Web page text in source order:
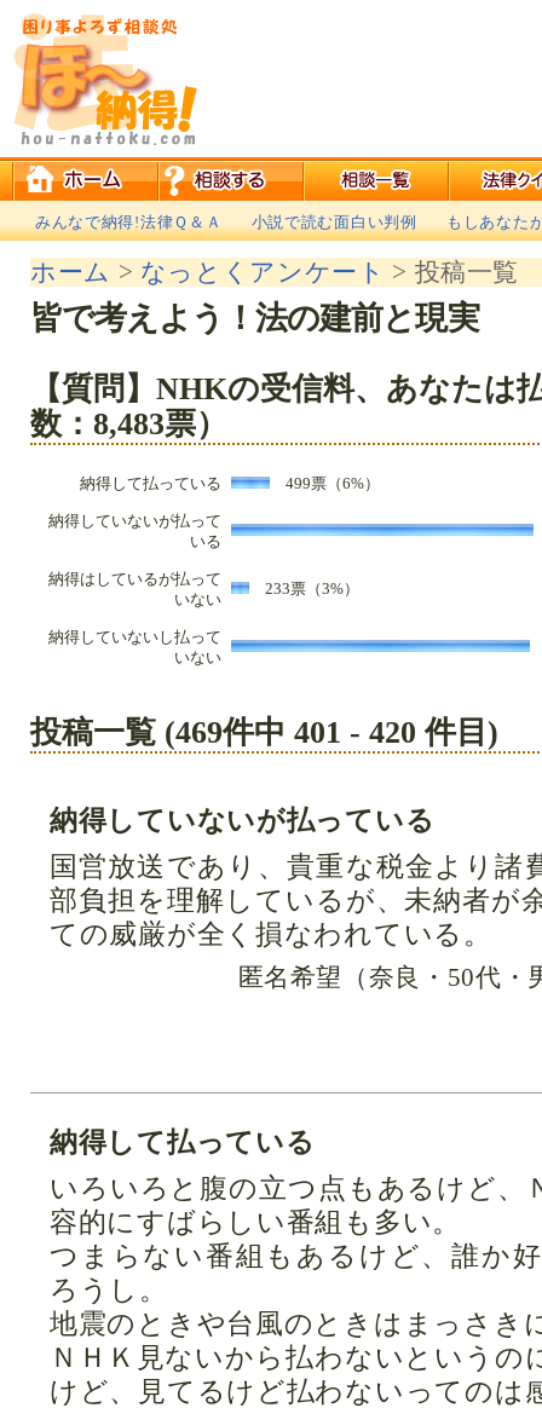
みんなで納得!法律Ｑ＆Ａ 小説で読む面白い判例 もしあなた
ホーム > なっとくアンケート > 投稿一覧
皆で考えよう！法の建前と現実
【質問】NHKの受信料、あなたは
数：8,483票）
納得して払っている 499票（6%）
納得していないが払って
いる
納得はしているが払って
いない
233票（3%）
納得していないし払って
いない
投稿一覧 (469件中 401 - 420 件目)
納得していないが払っている
国営放送であり、貴重な税金より諸
部負担を理解しているが、未納者が
ての威厳が全く損なわれている。
匿名希望（奈良・50代・
納得して払っている
いろいろと腹の立つ点もあるけど、
容的にすばらしい番組も多い。
つまらない番組もあるけど、誰か
ろうし。
地震のときや台風のときはまっさき
ＮＨＫ見ないから払わないというの
けど、見てるけど払わないってのは